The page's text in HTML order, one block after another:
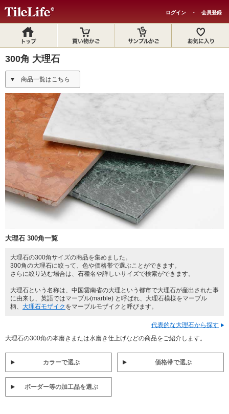
ログイン ・ 会員登録
300角 大理石
商品一覧はこちら
大理石 300角一覧
大理石の300角サイズの商品を集めました。
300角の大理石に絞って、色や価格帯で選ぶことができます。
さらに絞り込む場合は、石種名や詳しいサイズで検索ができます。
大理石という名称は、中国雲南省の大理という都市で大理石が産出された事
に由来し、英語ではマーブル(marble) と呼ばれ、大理石模様をマーブル
柄、 大理石モザイク をマーブルモザイクと呼びます。
代表的な大理石から探す
大理石の300角の本磨きまたは水磨き仕上げなどの商品をご紹介します。
カラーで選ぶ 価格帯で選ぶ
ボーダー等の加工品を選ぶ